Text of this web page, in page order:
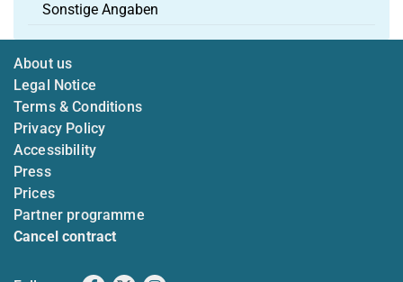
Sonstige Angaben
About us
Legal Notice
Terms & Conditions
Privacy Policy
Accessibility
Press
Prices
Partner programme
Cancel contract